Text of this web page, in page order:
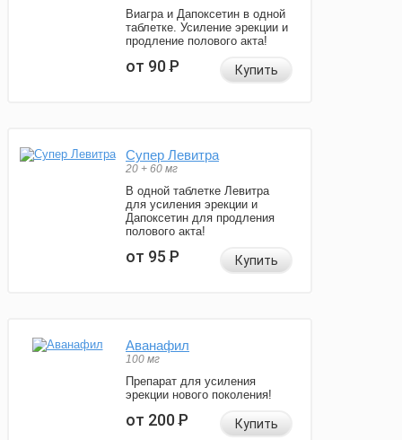
Виагра и Дапоксетин в одной
таблетке. Усиление эрекции и
продление полового акта!
от 90Р Купить
Супер Левитра
20 + 60 мг
В одной таблетке Левитра
для усиления эрекции и
Дапоксетин для продления
полового акта!
от 95Р Купить
Аванафил
100 мг
Препарат для усиления
эрекции нового поколения!
от 200Р Купить